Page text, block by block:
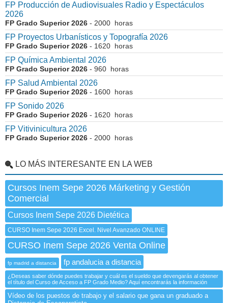
FP Producción de Audiovisuales Radio y Espectáculos
2026
FP Grado Superior 2026 - 2000 horas
FP Proyectos Urbanísticos y Topografía 2026
FP Grado Superior 2026 - 1620 horas
FP Química Ambiental 2026
FP Grado Superior 2026 - 960 horas
FP Salud Ambiental 2026
FP Grado Superior 2026 - 1600 horas
FP Sonido 2026
FP Grado Superior 2026 - 1620 horas
FP Vitivinicultura 2026
FP Grado Superior 2026 - 2000 horas
LO MÁS INTERESANTE EN LA WEB
Cursos Inem Sepe 2026 Márketing y Gestión
Comercial
Cursos Inem Sepe 2026 Dietética
CURSO Inem Sepe 2026 Excel. Nivel Avanzado ONLINE
CURSO Inem Sepe 2026 Venta Online
fp madrid a distancia fp andalucia a distancia
¿Deseas saber dónde puedes trabajar y cuál es el sueldo que devengarás al obtener
el título del Curso de Acceso a FP Grado Medio? Aquí encontrarás la información
Vídeo de los puestos de trabajo y el salario que gana un graduado a